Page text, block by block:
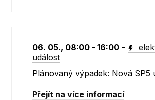
06. 05., 08:00 - 16:00 -
událost
Plánovaný výpadek: Nová SP5
Přejít na více informací